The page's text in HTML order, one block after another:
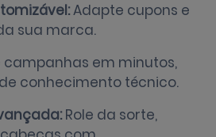
Adapte cupons e
sua marca.
campanhas em minutos,
conhecimento técnico.
Role da sorte,